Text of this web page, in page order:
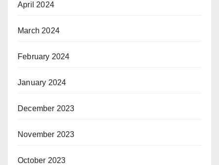
April 2024
March 2024
February 2024
January 2024
December 2023
November 2023
October 2023